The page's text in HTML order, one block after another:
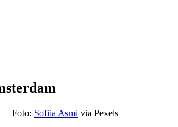
Foto: Sofiia Asmi via Pexels